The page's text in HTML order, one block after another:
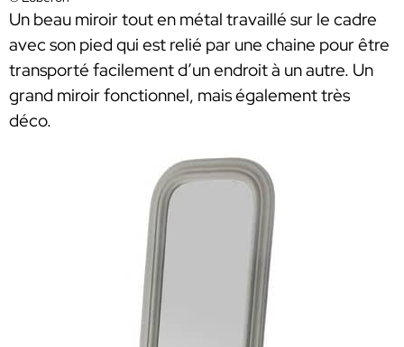
Un beau miroir tout en métal travaillé sur le cadre
avec son pied qui est relié par une chaine pour être
transporté facilement d’un endroit à un autre. Un
grand miroir fonctionnel, mais également très
déco.